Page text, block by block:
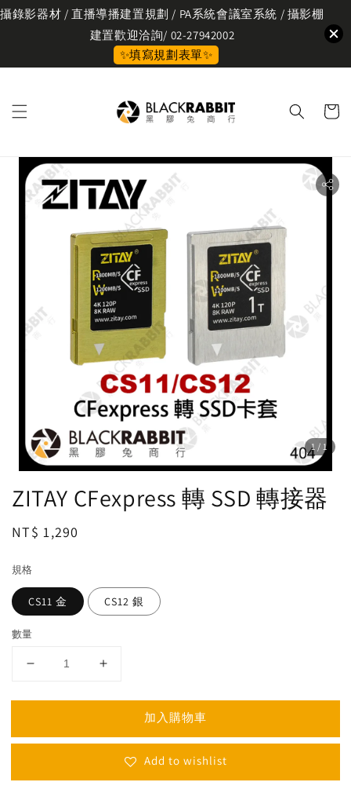
攝錄影器材 / 直播導播建置規劃 / PA系統會議室系統 / 攝影棚
建置歡迎洽詢/ 02-27942002
✨填寫規劃表單✨
1 /1
ZITAY CFexpress 轉 SSD 轉接器
Regular
NT$ 1,290
規格
CS11 金 CS12 銀
數量
加入購物車
Add to wishlist